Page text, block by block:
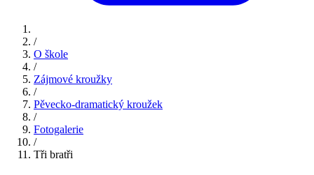
/
O škole
/
Zájmové kroužky
/
Pěvecko-dramatický kroužek
/
Fotogalerie
/
Tři bratři